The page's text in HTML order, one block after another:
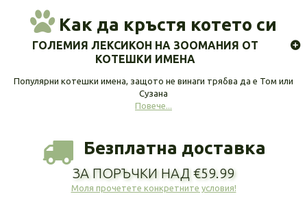
Как да кръстя котето си
ГОЛЕМИЯ ЛЕКСИКОН НА ЗООМАНИЯ ОТ
КОТЕШКИ ИМЕНА
Популярни котешки имена, защото не винаги трябва да е Том или
Сузана
Повече...
Безплатна доставка
ЗА ПОРЪЧКИ НАД €59.99
Моля прочетете конкретните условия!